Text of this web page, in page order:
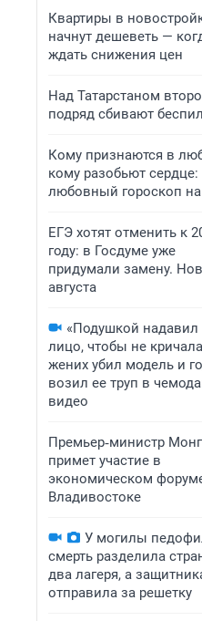
Квартиры в
начнут дешеветь —
ждать снижения цен
Над Татарстаном
подряд сбивают
Кому признаются в
кому разобьют сердце:
любовный гороскоп на
ЕГЭ хотят отменить к
году: в Госдуме уже
придумали замену.
августа
«Подушкой надавил
лицо, чтобы не
жених убил модель и
возил ее труп в
видео
Премьер‑министр
примет участие в
экономическом
Владивостоке
У могилы
смерть разделила
два лагеря, а
отправила за решетку